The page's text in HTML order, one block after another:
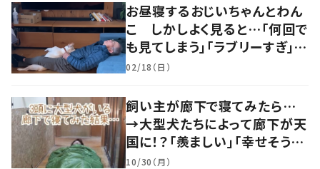
お昼寝するおじいちゃんとわん
こ しかしよく見ると…「何回で
も見てしまう」「ラブリーすぎ」の
声
02/18（日）
飼い主が廊下で寝てみたら…
→大型犬たちによって廊下が天
国に！？「羨ましい」「幸せそう」
の声
10/30（月）